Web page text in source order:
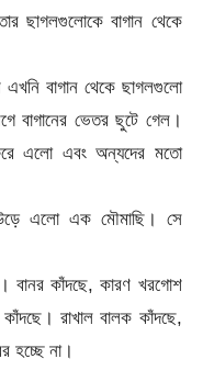
ছাগলগুলোকে বাগান থেকে
বাগান থেকে ছাগলগুলো
বাগানের ভেতর ছুটে গেল।
এলো এবং অন্যদের মতো
উড়ে এলো এক মৌমাছি। সে
বানর কাঁদছে, কারণ খরগোশ
রাখাল বালক কাঁদছে,
হচ্ছে না।